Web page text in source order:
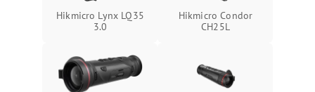
Hikmicro Lynx LQ35
3.0
Hikmicro Condor
CH25L